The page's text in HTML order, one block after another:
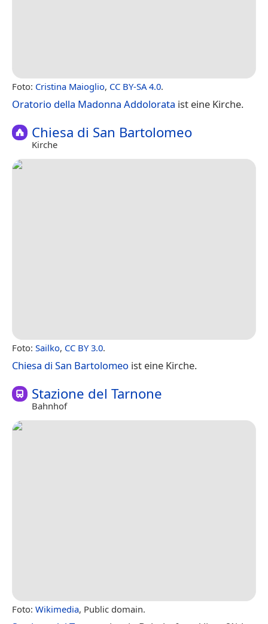
Foto: Cristina Maioglio, CC BY-SA 4.0.
Oratorio della Madonna Addolorata ist eine Kirche.
Chiesa di San Bartolomeo
Kirche
Foto: Sailko, CC BY 3.0.
Chiesa di San Bartolomeo ist eine Kirche.
Stazione del Tarnone
Bahnhof
Foto: Wikimedia, Public domain.